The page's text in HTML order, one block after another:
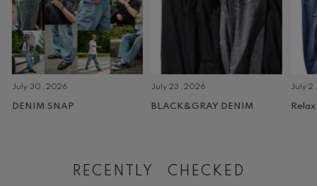
July 30 ,2026
DENIM SNAP
July 23 ,2026
BLACK&GRAY DENIM
July 2
Relax
RECENTLY CHECKED